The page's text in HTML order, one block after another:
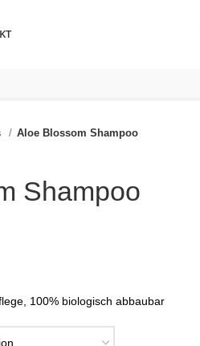
Aloe Blossom Shampoo
Shampoo
100% biologisch abbaubar